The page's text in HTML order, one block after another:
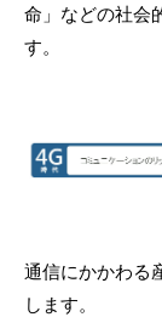
命」などの社会
す。
通信にかかわる
します。